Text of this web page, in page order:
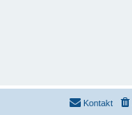
Kontakt